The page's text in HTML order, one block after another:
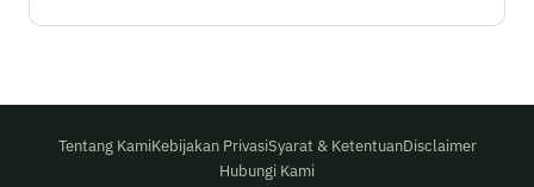
Tentang KamiKebijakan PrivasiSyarat & KetentuanDisclaimer
Hubungi Kami